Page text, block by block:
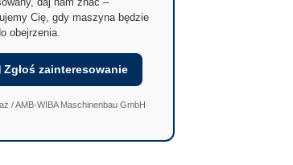
Cię, gdy maszyna będzie
obejrzenia.
zainteresowanie
/ AMB-WIBA Maschinenbau GmbH